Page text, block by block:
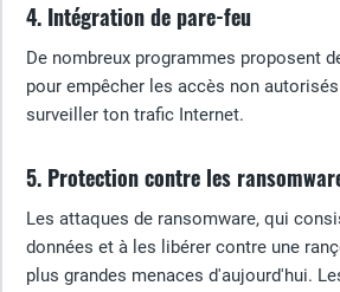
4. Intégration de pare-feu
De nombreux programmes proposent
pour empêcher les accès non
surveiller ton trafic Internet.
5. Protection contre les
Les attaques de ransomware, qui
données et à les libérer contre une
plus grandes menaces d'aujourd'hui.